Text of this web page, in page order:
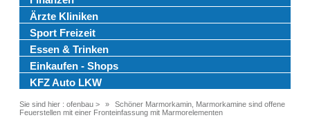
Ärzte Kliniken
Sport Freizeit
Essen & Trinken
Einkaufen - Shops
KFZ Auto LKW
Sie sind hier : ofenbau >
Schöner Marmorkamin, Marmorkamine sind offene
Feuerstellen mit einer Fronteinfassung mit Marmorelementen